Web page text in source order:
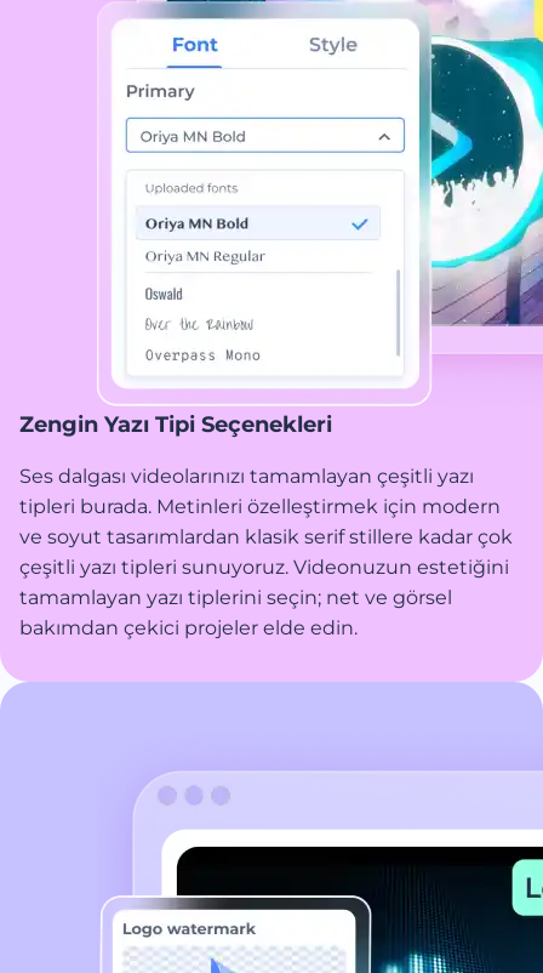
Zengin Yazı Tipi Seçenekleri
Ses dalgası videolarınızı tamamlayan çeşitli yazı
tipleri burada. Metinleri özelleştirmek için modern
ve soyut tasarımlardan klasik serif stillere kadar çok
çeşitli yazı tipleri sunuyoruz. Videonuzun estetiğini
tamamlayan yazı tiplerini seçin; net ve görsel
bakımdan çekici projeler elde edin.